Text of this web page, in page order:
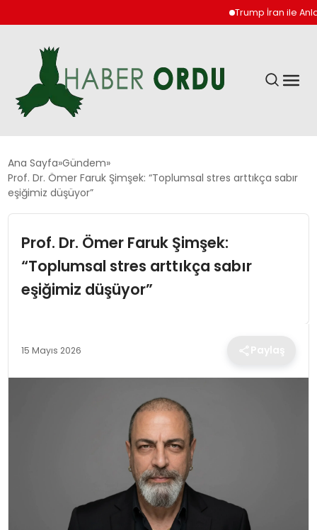
Trump İran ile
GÜNDEM
DÜNYA
EKONOMI
SIYASET
Ana Sayfa Gündem
Prof. Dr. Ömer Faruk Şimşek: “Toplumsal stres arttıkça sabır
eşiğimiz düşüyor”
Prof. Dr. Ömer Faruk Şimşek:
“Toplumsal stres arttıkça sabır
eşiğimiz düşüyor”
15 Mayıs 2026